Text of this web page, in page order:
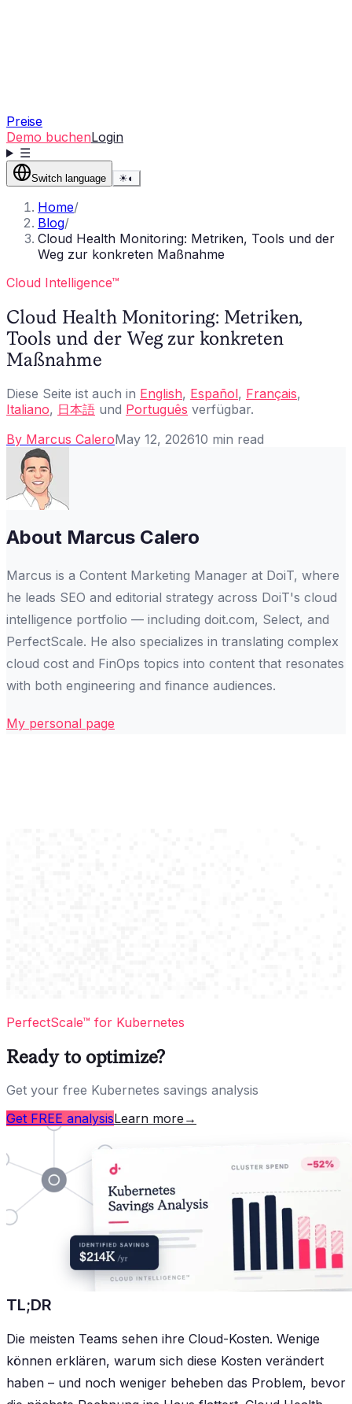
Preise
Demo buchenLogin
☰
Switch language ☀◐
Home/
Blog/
Cloud Health Monitoring: Metriken, Tools und der
Weg zur konkreten Maßnahme
Cloud Intelligence™
Cloud Health Monitoring: Metriken,
Tools und der Weg zur konkreten
Maßnahme
Diese Seite ist auch in English, Español, Français,
Italiano, 日本語 und Português verfügbar.
By Marcus CaleroMay 12, 202610 min read
About Marcus Calero
Marcus is a Content Marketing Manager at DoiT, where
he leads SEO and editorial strategy across DoiT's cloud
intelligence portfolio — including doit.com, Select, and
PerfectScale. He also specializes in translating complex
cloud cost and FinOps topics into content that resonates
with both engineering and finance audiences.
My personal page
PerfectScale™ for Kubernetes
Ready to optimize?
Get your free Kubernetes savings analysis
Get FREE analysisLearn more →
TL;DR
Die meisten Teams sehen ihre Cloud-Kosten. Wenige
können erklären, warum sich diese Kosten verändert
haben – und noch weniger beheben das Problem, bevor